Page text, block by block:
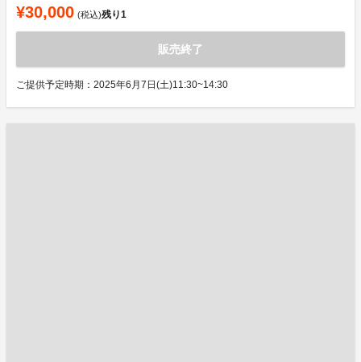
¥30,000 (税込)残り1
販売終了
ご提供予定時期：2025年6月7日(土)11:30~14:30